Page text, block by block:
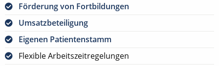
Förderung von Fortbildungen
Umsatzbeteiligung
Eigenen Patientenstamm
Flexible Arbeitszeitregelungen